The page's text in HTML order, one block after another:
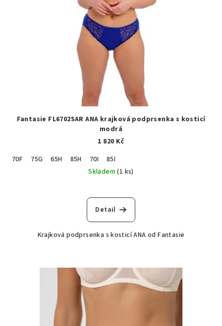
Fantasie FL6702SAR ANA krajková podprsenka s kosticí
modrá
1 820 Kč
70F
75G 65H 85H 70I
85I
Skladem(1 ks)
Detail
Krajková podprsenka s kosticí ANA od Fantasie